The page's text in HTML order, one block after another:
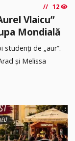
12
Vlaicu”
Mondială
studenți de „aur”.
și Melissa